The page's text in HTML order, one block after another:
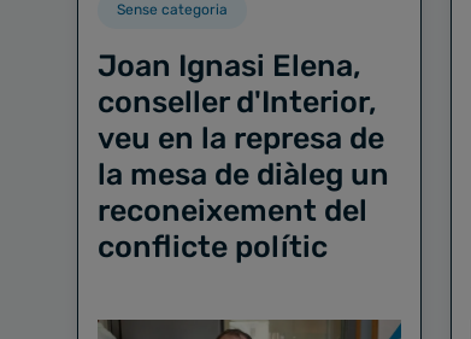
Sense categoria
Joan Ignasi Elena,
conseller d'Interior,
veu en la represa de
la mesa de diàleg un
reconeixement del
conflicte polític